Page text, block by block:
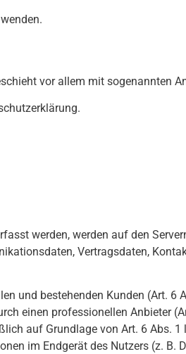
vor allem mit sogenannten
werden, werden auf den
Vertragsdaten,
und bestehenden Kunden (Art. 6
einen professionellen Anbieter
auf Grundlage von Art. 6 Abs. 1
im Endgerät des Nutzers (z. B.